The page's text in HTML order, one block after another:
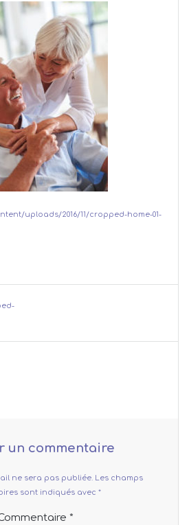
uploads/2016/11/cropped-home-01-
un commentaire
ne sera pas publiée.
Les champs
sont indiqués avec *
*